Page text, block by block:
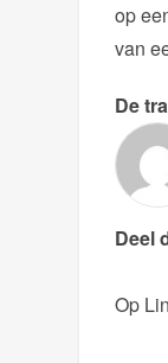
op
van
De
Deel
Op